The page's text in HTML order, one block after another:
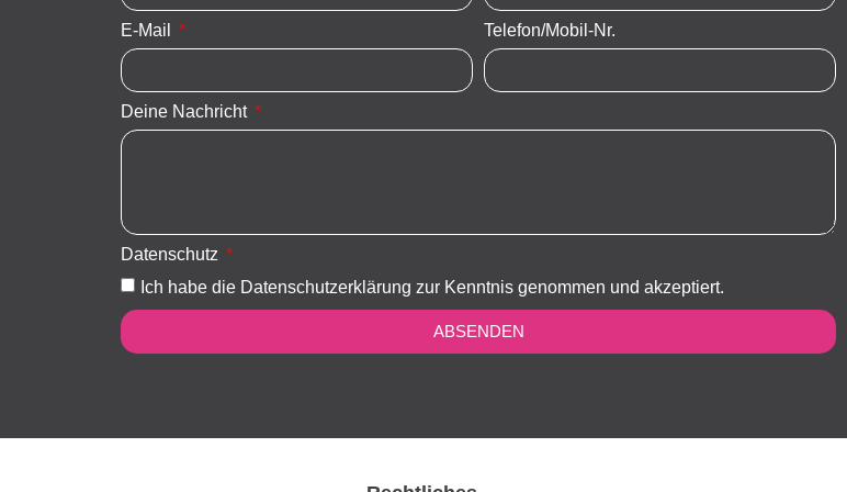
E-Mail Telefon/Mobil-Nr.
Deine Nachricht
Datenschutz
Ich habe die Datenschutzerklärung zur Kenntnis genommen und akzeptiert.
ABSENDEN